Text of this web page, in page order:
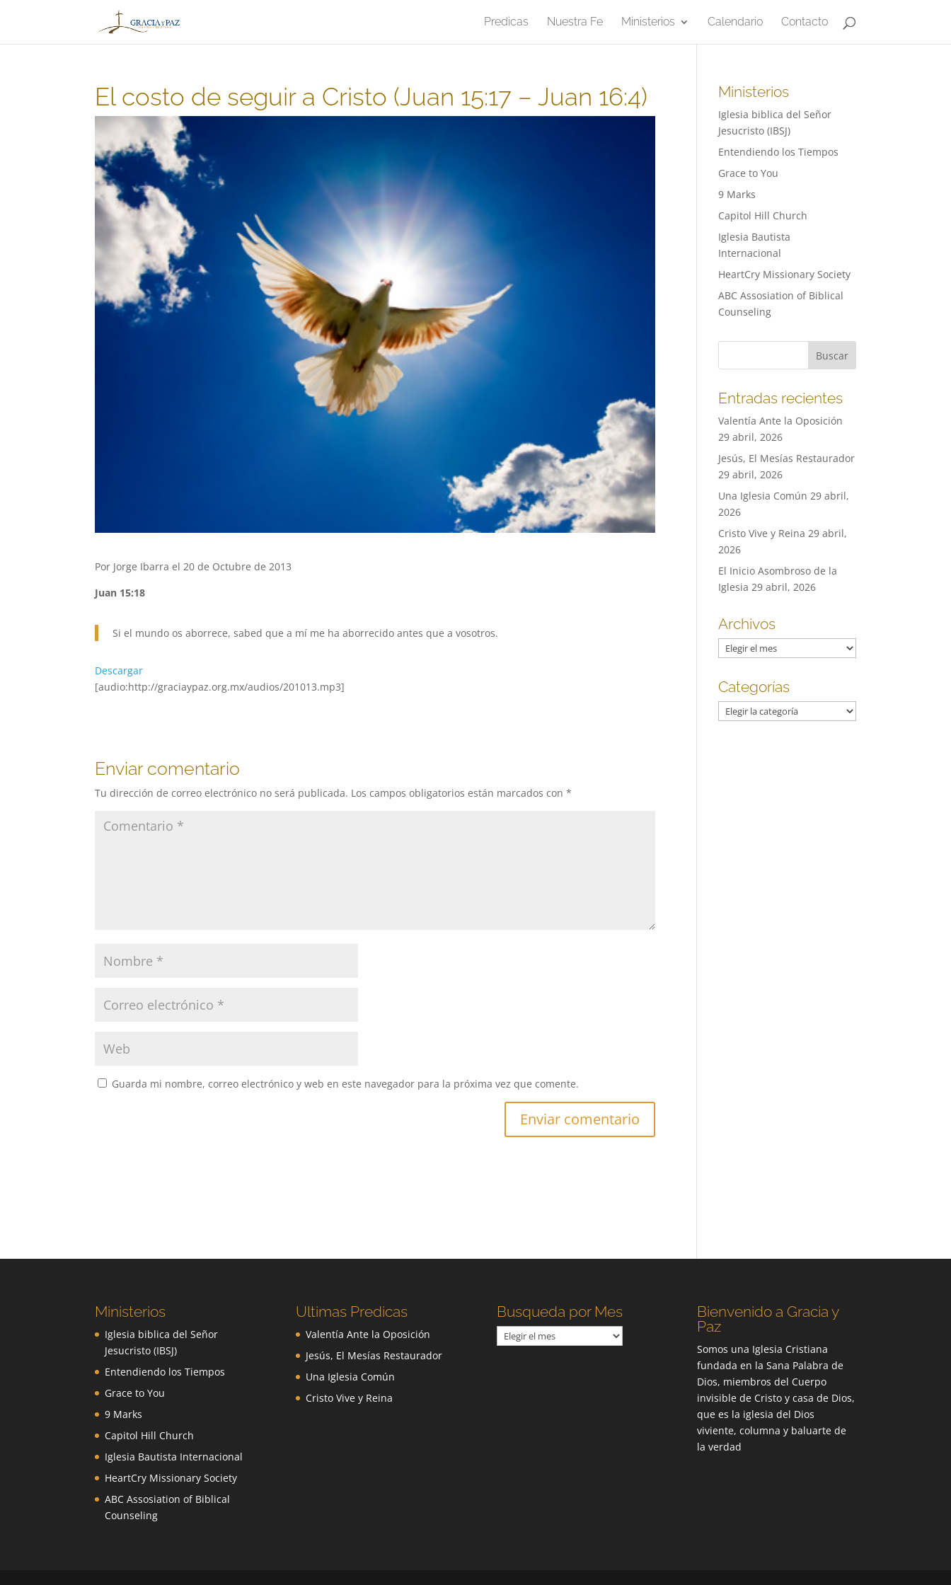
Predicas Nuestra Fe Ministerios Calendario Contacto
El costo de seguir a Cristo (Juan 15:17 – Juan 16:4)
Por Jorge Ibarra el 20 de Octubre de 2013
Juan 15:18
Si el mundo os aborrece, sabed que a mí me ha aborrecido antes que a vosotros.
Descargar
[audio:http://graciaypaz.org.mx/audios/201013.mp3]
Enviar comentario
Tu dirección de correo electrónico no será publicada. Los campos obligatorios están marcados con*
Guarda mi nombre, correo electrónico y web en este navegador para la próxima vez que comente.
Ministerios
Iglesia biblica del Señor
Jesucristo (IBSJ)
Entendiendo los Tiempos
Grace to You
9 Marks
Capitol Hill Church
Iglesia Bautista
Internacional
HeartCry Missionary Society
ABC Assosiation of Biblical
Counseling
Entradas recientes
Valentía Ante la Oposición
29 abril, 2026
Jesús, El Mesías Restaurador
29 abril, 2026
Una Iglesia Común 29 abril,
2026
Cristo Vive y Reina 29 abril,
2026
El Inicio Asombroso de la
Iglesia 29 abril, 2026
Archivos
Archivos
Categorías
Categorías
Ministerios
Iglesia biblica del Señor
Jesucristo (IBSJ)
Entendiendo los Tiempos
Grace to You
9 Marks
Capitol Hill Church
Iglesia Bautista Internacional
HeartCry Missionary Society
ABC Assosiation of Biblical
Counseling
Ultimas Predicas
Valentía Ante la Oposición
Jesús, El Mesías Restaurador
Una Iglesia Común
Cristo Vive y Reina
Busqueda por Mes
Busqueda
por
Bienvenido a Gracia y
Paz
Somos una Iglesia Cristiana
fundada en la Sana Palabra de
Dios, miembros del Cuerpo
invisible de Cristo y casa de Dios,
que es la iglesia del Dios
viviente, columna y baluarte de
la verdad